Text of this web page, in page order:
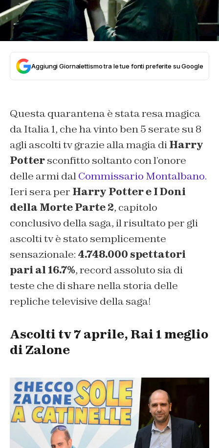
Aggiungi Giornalettismo tra le tue fonti preferite su Google
Questa quarantena è stata resa magica
da Italia 1, che ha vinto ben 5 serate su 8
agli ascolti tv grazie alla magia diHarry
Pottersconfitto soltanto con l’onore
delle armi dalCommissario Montalbano.
Ieri sera per Harry Potter e I Doni
della Morte Parte 2, capitolo
conclusivo della saga, il risultato per gli
ascolti tv è stato semplicemente
sensazionale: 4.748.000 spettatori
pari al 16.7%, record assoluto sia di
teste che di share nella storia delle
repliche televisive della saga!
Ascolti tv 7 aprile, Rai 1 meglio
di Zalone